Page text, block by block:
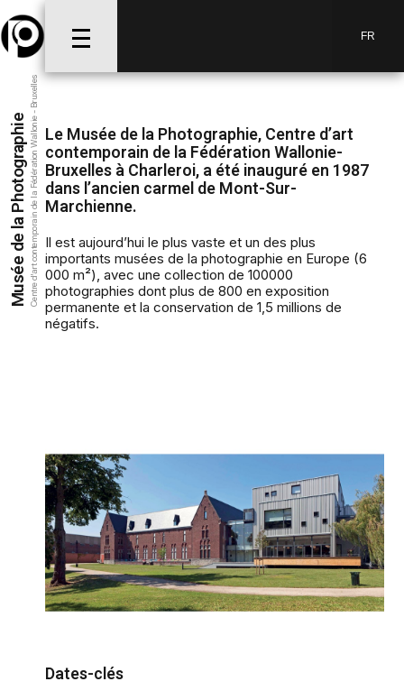
Musée de la PhotographieCentre d’art contemporain de la Fédération Wallonie - Bruxelles
FR
Le Musée de la Photographie, Centre d’art
contemporain de la Fédération Wallonie-
Bruxelles à Charleroi, a été inauguré en 1987
dans l’ancien carmel de Mont-Sur-
Marchienne.
Il est aujourd’hui le plus vaste et un des plus
importants musées de la photographie en Europe (6
000 m²), avec une collection de 100000
photographies dont plus de 800 en exposition
permanente et la conservation de 1,5 millions de
négatifs.
Dates-clés